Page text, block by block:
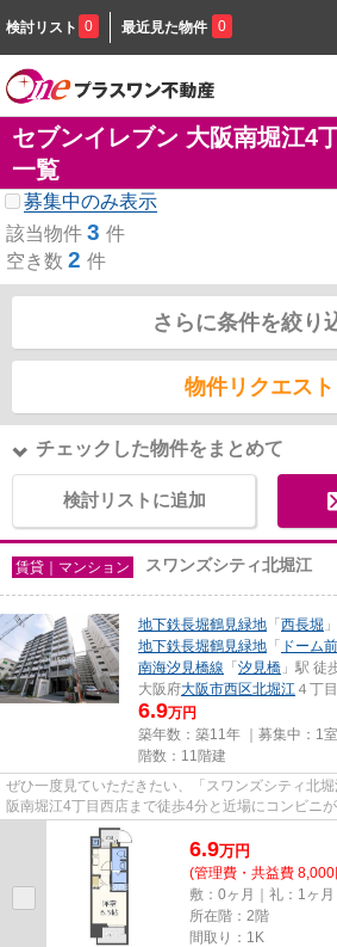
検討リスト 0 最近見た物件 0
セブンイレブン 大阪南堀江4
一覧
募集中のみ表示
該当物件 3 件
空き数 2 件
さらに条件を絞り
物件リクエスト
チェックした物件をまとめて
検討リストに追加
賃貸｜マンション スワンズシティ北堀江
地下鉄長堀鶴見緑地 「 西長堀
地下鉄長堀鶴見緑地 「 ドーム
南海汐見橋線 「 汐見橋 」駅 徒
大阪府大阪市西区北堀江 ４丁目
6.9万円
築年数：築11年 ｜募集中： 1室
階数：11階建
ぜひ一度見ていただきたい、「スワンズシティ北
阪南堀江4丁目西店まで徒歩4分と近場にコンビニ
はエレベータ・敷地内ごみ置...
6.9万円
(管理費・共益費
敷：0ヶ月｜礼：1ヶ月
所在階：2階
間取り：1K